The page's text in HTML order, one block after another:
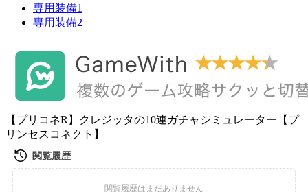
専用装備1
専用装備2
【プリコネR】クレジッタの10連ガチャシミュレーター【プ
リンセスコネクト】